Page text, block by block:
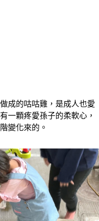
成的咕咕雞，是成人也愛
一顆疼愛孫子的柔軟心，